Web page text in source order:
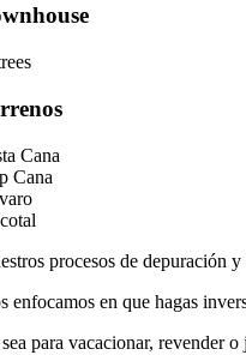
Cana
Cana
procesos de depuración
enfocamos en que hagas
para vacacionar, revender o